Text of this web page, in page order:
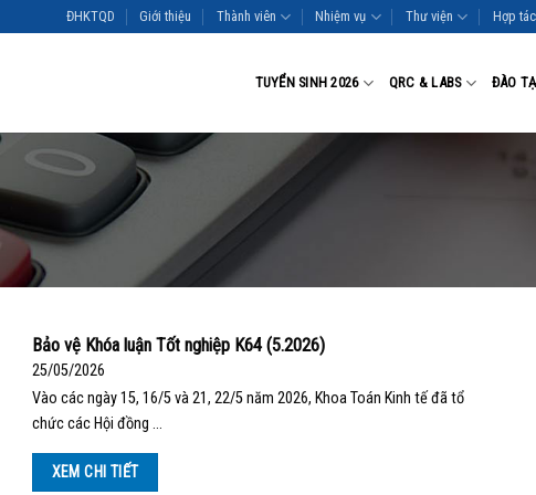
ĐHKTQD Giới thiệu Thành viên Nhiệm vụ Thư viện Hợp tác
TUYỂN SINH 2026 QRC & LABS ĐÀO
Bảo vệ Khóa luận Tốt nghiệp K64 (5.2026)
25/05/2026
Vào các ngày 15, 16/5 và 21, 22/5 năm 2026, Khoa Toán Kinh tế đã tổ
chức các Hội đồng …
XEM CHI TIẾT